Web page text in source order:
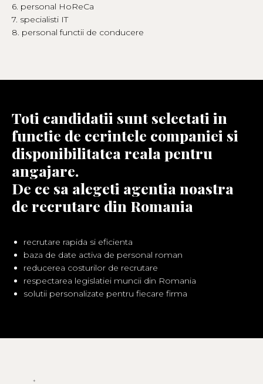
6. personal HoReCa
7. specialisti IT
8. personal functii de conducere
Toti candidatii sunt selectati in
functie de cerintele companiei si
disponibilitatea reala pentru
angajare.
De ce sa alegeti agentia noastra
de recrutare din Romania
recrutare rapida si eficienta
baza de date activa de personal roman
reducerea costurilor de recrutare
respectarea legislatiei muncii din Romania
solutii personalizate pentru fiecare firma